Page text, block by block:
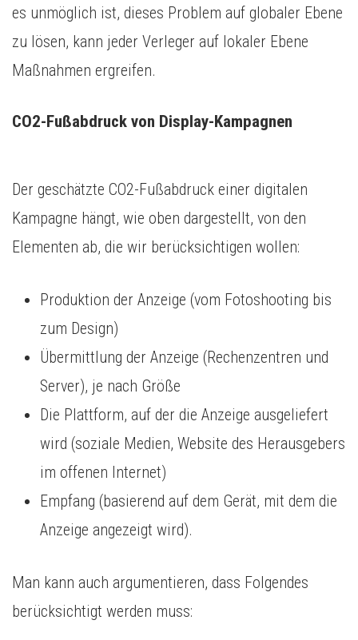
es unmöglich ist, dieses Problem auf globaler Ebene
zu lösen, kann jeder Verleger auf lokaler Ebene
Maßnahmen ergreifen.
CO2-Fußabdruck von Display-Kampagnen
Der geschätzte CO2-Fußabdruck einer digitalen
Kampagne hängt, wie oben dargestellt, von den
Elementen ab, die wir berücksichtigen wollen:
Produktion der Anzeige (vom Fotoshooting bis
zum Design)
Übermittlung der Anzeige (Rechenzentren und
Server), je nach Größe
Die Plattform, auf der die Anzeige ausgeliefert
wird (soziale Medien, Website des Herausgebers
im offenen Internet)
Empfang (basierend auf dem Gerät, mit dem die
Anzeige angezeigt wird).
Man kann auch argumentieren, dass Folgendes
berücksichtigt werden muss: